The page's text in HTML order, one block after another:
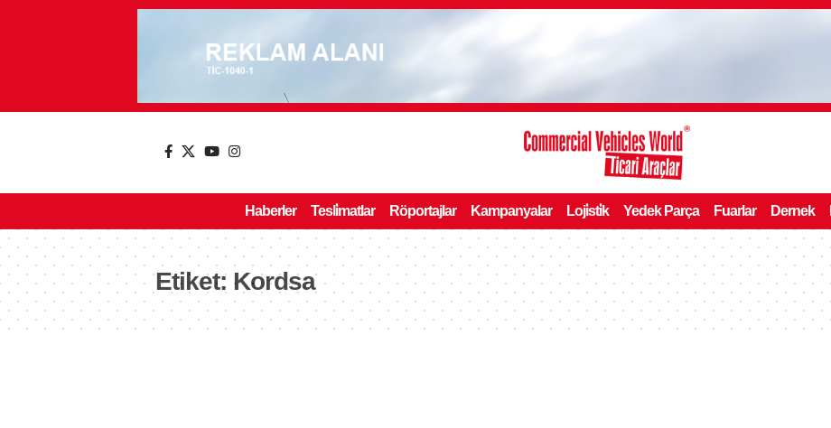
Haberler Tesli̇matlar Röportajlar Kampanyalar Loji̇sti̇k Yedek Parça Fuarlar Dernek
Etiket: Kordsa